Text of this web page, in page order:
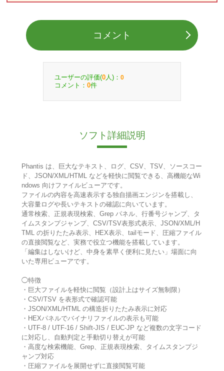
コメント
ユーザーの評価(0 人)： 0
コメント： 0件
ソフト詳細説明
Phantis は、巨大なテキスト、ログ、CSV、TSV、ソースコー
ド、JSON/XML/HTML などを軽快に閲覧できる、高機能なWi
ndows 向けファイルビューアです。
ファイルの内容を高速表示する独自描画エンジンを搭載し、
大容量ログや長いテキストの確認に向いています。
通常検索、正規表現検索、Grep パネル、行番号ジャンプ、タ
イムスタンプジャンプ、CSV/TSV表形式表示、JSON/XML/H
TML の折りたたみ表示、HEX表示、tailモード、圧縮ファイル
の直接閲覧など、実務で役立つ機能を搭載しています。
「編集はしないけど、中身を素早く便利に見たい」場面に向
いた専用ビューアです。
◯特徴
・巨大ファイルを軽快に閲覧（設計上はサイズ無制限）
・CSV/TSV を表形式で確認可能
・JSON/XML/HTML の構造折りたたみ表示に対応
・HEXパネルでバイナリファイルの表示も可能
・UTF-8 / UTF-16 / Shift-JIS / EUC-JP など複数の文字コード
に対応し、自動判定と手動切り替えが可能
・高度な検索機能、Grep、正規表現検索、タイムスタンプジ
ャンプ対応
・圧縮ファイルを展開せずに直接閲覧可能